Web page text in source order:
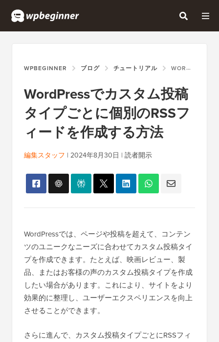
WPBEGINNER ブログ チュートリアル WORDPRESSでカスタム投稿タイプごとに個別のRSSフィードを作成する方法
WordPressでカスタム投稿
タイプごとに個別のRSSフ
ィードを作成する方法
編集スタッフ | 2024年8月30日 | 読者開示
WordPressでは、ページや投稿を超えて、コンテン
ツのユニークなニーズに合わせてカスタム投稿タイ
プを作成できます。たとえば、映画レビュー、製
品、またはお客様の声のカスタム投稿タイプを作成
したい場合があります。これにより、サイトをより
効果的に整理し、ユーザーエクスペリエンスを向上
させることができます。
さらに進んで、カスタム投稿タイプごとにRSSフィ